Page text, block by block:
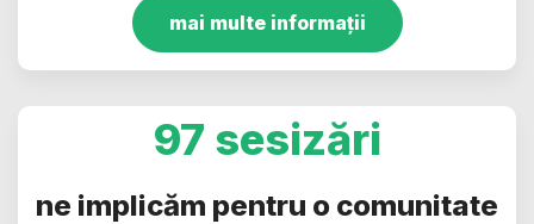
mai multe informații
97 sesizări
ne implicăm pentru o comunitate